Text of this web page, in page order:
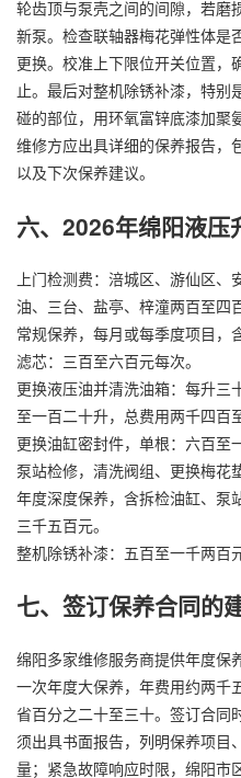
轮齿顶与泵壳之间的间隙，若磨
新泵。检查联轴器梅花弹性体是
更换。校准上下限位开关位置，
止。最后对整机除锈补漆，特别
碰的部位，用环氧富锌底漆加聚
维修方应出具详细的保养报告，
以及下次保养建议。
六、2026年绵阳液压
上门检测费：涪城区、游仙区
油、三台、盐亭、梓潼两百至四
常规保养，每月或每季度项目，
滤芯：三百至六百元每次。
更换液压油并清洗油箱：每升三
至一百二十升，总费用两千四百
更换油缸密封件，单根：六百至
泵站检修，清洗阀组、更换梅花
年度深度保养，含拆检油缸、泵
三千五百元。
整机除锈补漆：五百至一千两百元
七、签订保养合同的
绵阳多家维修服务商提供年度保
一次年度大保养，年费用约两千
省百分之二十至三十。签订合同
须出具书面报告，列明保养项目
量；紧急故障响应时限，绵阳市